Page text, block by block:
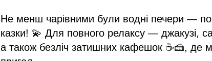
Не менш чарівними були водні печери —
казки! 💫 Для повного релаксу — джакузі,
а також безліч затишних кафешок ☕🍰, де